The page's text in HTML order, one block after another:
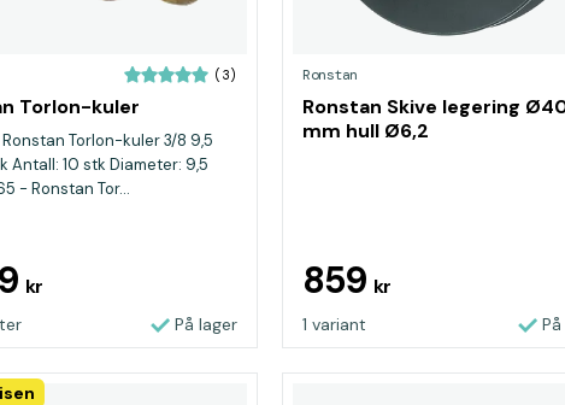
(3)
Torlon-kuler
Torlon-kuler 3/8 9,5
Antall: 10 stk Diameter: 9,5
- Ronstan Tor...
kr
På lager
Ronstan
Ronstan Skive legering
mm hull Ø6,2
859 kr
1 variant